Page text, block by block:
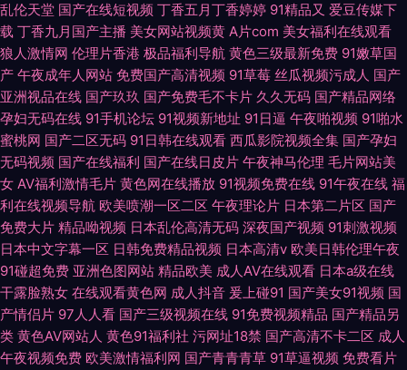
乱伦天堂 国产在线短视频 丁香五月丁香婷婷 91精品又 爱豆传媒下
载 丁香九月国产主播 美女网站视频黄 A片com 美女福利在线观看
狼人激情网 伦理片香港 极品福利导航 黄色三级最新免费 91嫩草国
产 午夜成年人网站 免费国产高清视频 91草莓 丝瓜视频污成人 国产
亚洲视品在线 国产玖玖 国产免费毛不卡片 久久无码 国产精品网络
孕妇无码在线 91手机论坛 91视频新地址 91日逼 午夜啪视频 91啪水
蜜桃网 国产二区无码 91日韩在线观看 西瓜影院视频全集 国产孕妇
无码视频 国产在线福利 国产在线日皮片 午夜神马伦理 毛片网站美
女 AV福利激情毛片 黄色网在线播放 91视频免费在线 91午夜在线 福
利在线视频导航 欧美喷潮一区二区 午夜理论片 日本第二片区 国产
免费大片 精品呦视频 日本乱伦高清无码 深夜国产视频 91刺激视频
日本中文字幕一区 日韩免费精品视频 日本高清v 欧美日韩伦理午夜
91碰超免费 亚洲色图网站 精品欧美 成人AV在线观看 日本a级在线
干露脸熟女 在线观看黄色网 成人抖音 爰上碰91 国产美女91视频 国
产情侣片 97人人看 国产三级视频在线 91免费视频精品 国产精品另
类 黄色AV网站人 黄色91福利社 污网址18禁 国产高清不卡二区 成人
午夜视频免费 欧美激情福利网 国产青青青草 91草逼视频 免费看片